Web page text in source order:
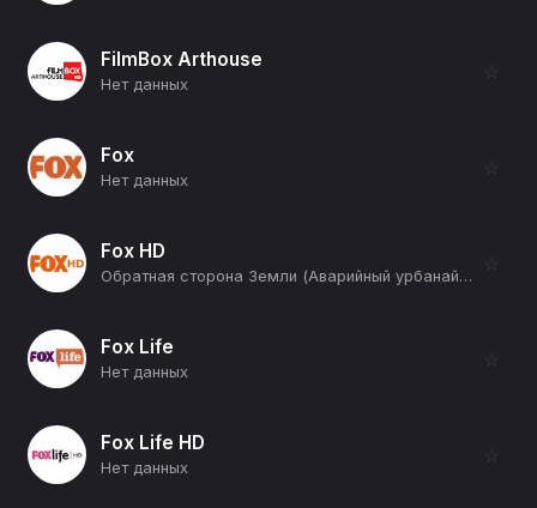
FilmBox Arthouse
Нет данных
☆
Fox
Нет данных
☆
Fox HD
Обратная сторона Земли (Аварийный урбанайзер) (12+)
☆
Fox Life
Нет данных
☆
Fox Life HD
Нет данных
☆